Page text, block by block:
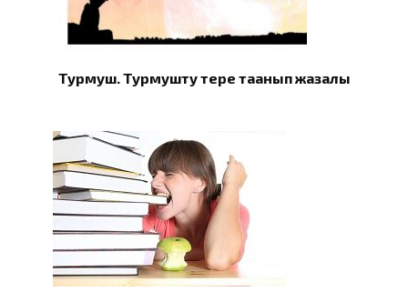
Турмуш. Турмушту терең таанып жазалы